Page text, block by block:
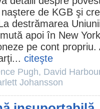
de KGB şi
destrămarea
apoi în New
pe cont
citeşte
Pugh, David
Johansson